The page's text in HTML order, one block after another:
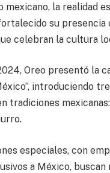
mexicano, la realidad
su presencia
celebran la cultura
Oreo presentó la
introduciendo
tradiciones
especiales, con
a México, buscan